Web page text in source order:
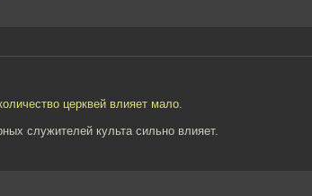
церквей влияет мало.
служителей культа сильно влияет.